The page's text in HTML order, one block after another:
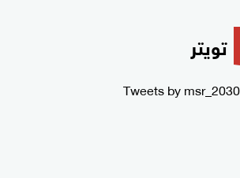
تويتر
Tweets by msr_2030